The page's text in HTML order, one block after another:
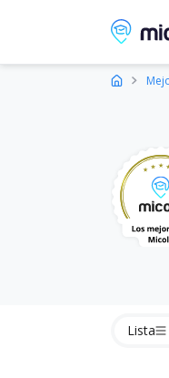
Micole,
Lista